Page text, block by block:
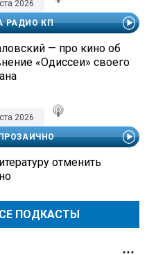
2026
РАДИО КП
— про кино об
«Одиссеи» своего
2026
отменить
ПОДКАСТЫ